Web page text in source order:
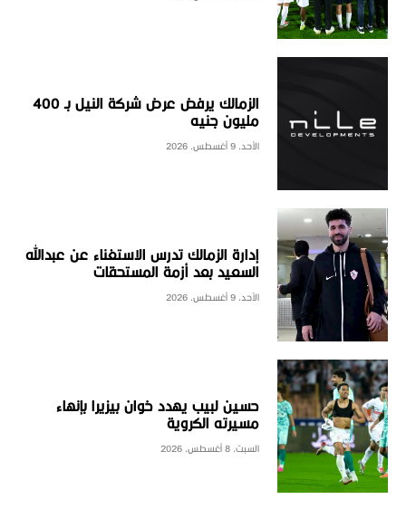
الزمالك يرفض عرض شركة النيل بـ 400
مليون جنيه
الأحد، 9 أغسطس، 2026
إدارة الزمالك تدرس الاستغناء عن عبدالله
السعيد بعد أزمة المستحقات
الأحد، 9 أغسطس، 2026
حسين لبيب يهدد خوان بيزيرا بإنهاء
مسيرته الكروية
السبت، 8 أغسطس، 2026